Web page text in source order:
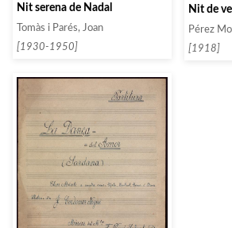
Nit serena de Nadal
Tomàs i Parés, Joan
[1930-1950]
Nit de
Pérez
[1918]